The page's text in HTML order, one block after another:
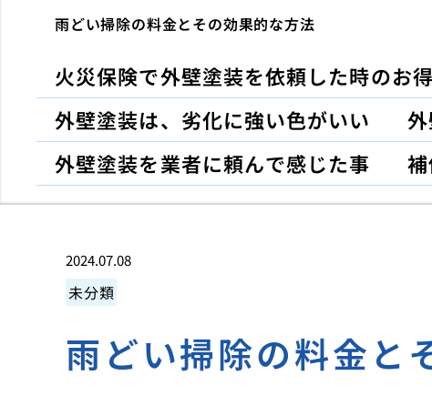
雨どい掃除の料金とその効果的な方法
火災保険で外壁塗装を依頼した時のお
外壁塗装は、劣化に強い色がいい
外壁塗装を業者に頼んで感じた事
2024.07.08
未分類
雨どい掃除の料金と